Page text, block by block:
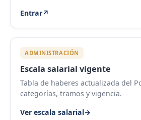
Entrar↗
ADMINISTRACIÓN
Escala salarial vigente
Tabla de haberes actualizada del
categorías, tramos y vigencia.
Ver escala salarial→